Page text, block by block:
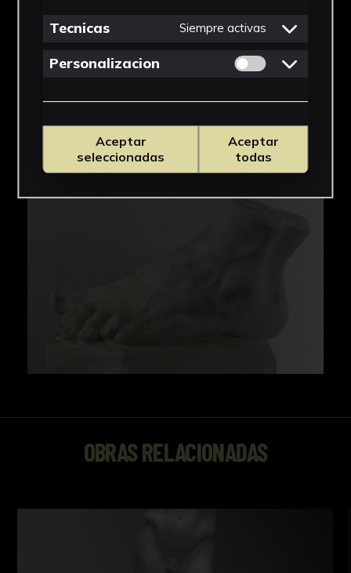
OBRAS RELACIONADAS
Tecnicas Siempre activas
Personalizacion Permitir cookies
Aceptar
seleccionadas
Aceptar
todas